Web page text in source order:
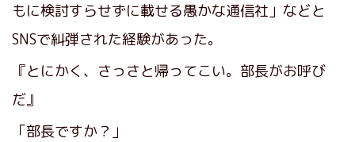
もに検討すらせずに載せる愚かな通信社」などと
SNSで糾弾された経験があった。
『とにかく、さっさと帰ってこい。部長がお呼び
だ』
「部長ですか？」